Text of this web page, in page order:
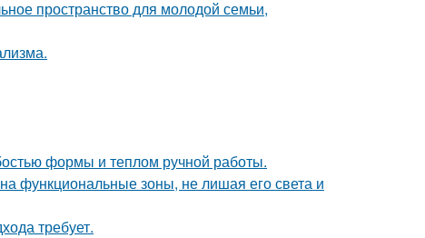
пространство для молодой семьи,
формы и теплом ручной работы.
функциональные зоны, не лишая его света и
требует.